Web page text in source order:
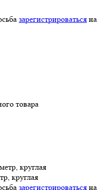
зарегистрироваться на
товара
круглая
зарегистрироваться на